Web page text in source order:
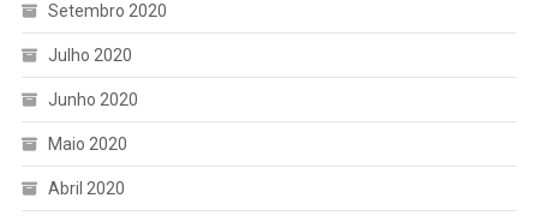
Setembro 2020
Julho 2020
Junho 2020
Maio 2020
Abril 2020